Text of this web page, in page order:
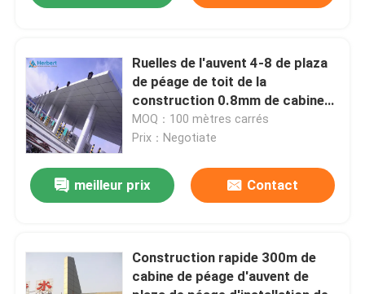
Ruelles de l'auvent 4-8 de plaza
de péage de toit de la
construction 0.8mm de cabine
de péage de toit d'unité centrale
d'ENV
MOQ：100 mètres carrés
Prix：Negotiate
meilleur prix Contact
Construction rapide 300m de
cabine de péage d'auvent de